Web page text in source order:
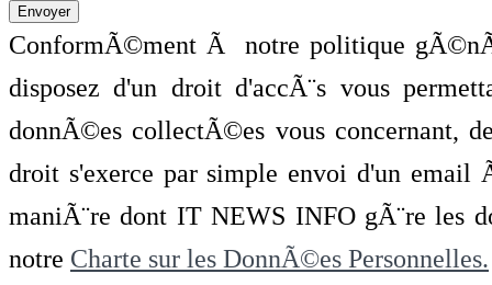
ConformÃ©ment Ã notre politique
disposez d'un droit d'accÃ¨s vous
donnÃ©es collectÃ©es vous concernant,
droit s'exerce par simple envoi d'un
maniÃ¨re dont IT NEWS INFO gÃ¨re les
notre Charte sur les DonnÃ©es Personnelles.